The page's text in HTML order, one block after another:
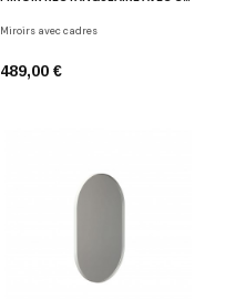
Miroirs avec cadres
489,00 €